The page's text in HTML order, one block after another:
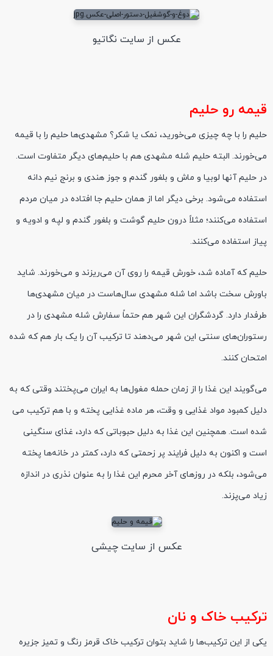
عکس از سایت نگاتیو
قیمه رو حلیم
حلیم را با چه چیزی می‌خورید، نمک یا شکر؟ مشهدی‌ها حلیم را با قیمه
می‌خورند. البته حلیم شله مشهدی هم با حلیم‌های دیگر متفاوت است.
در حلیم آنها لوبیا و ماش و بلغور گندم و جوز هندی و برنج نیم دانه
استفاده می‌شود. برخی دیگر اما از همان حلیم جا افتاده در میان مردم
استفاده می‌کنند؛ مثلاً درون حلیم گوشت و بلغور گندم و لپه و ادویه و
پیاز استفاده می‌کنند.
حلیم که آماده شد، خورش قیمه را روی آن می‌ریزند و می‌خورند. شاید
باورش سخت باشد اما شله مشهدی سال‌هاست در میان مشهدی‌ها
طرفدار دارد. گردشگران این شهر هم حتماً سفارش شله مشهدی را در
رستوران‌های سنتی این شهر می‌دهند تا ترکیب آن را یک بار هم که شده
امتحان کنند.
می‌گویند این غذا را از زمان حمله مغول‌ها به ایران می‌پختند وقتی که به
دلیل کمبود مواد غذایی و وقت، هر ماده غذایی پخته و با هم ترکیب می
شده است. همچنین این غذا به دلیل حبوباتی که دارد، غذای سنگینی
است و اکنون به دلیل فرایند پر زحمتی که دارد، کمتر در خانه‌ها پخته
می‌شود، بلکه در روزهای آخر محرم این غذا را به عنوان نذری در اندازه
زیاد میپزند.
عکس از سایت چیشی
ترکیب خاک و نان
یکی از این ترکیب‌ها را شاید بتوان ترکیب خاک قرمز رنگ و تمیز جزیره